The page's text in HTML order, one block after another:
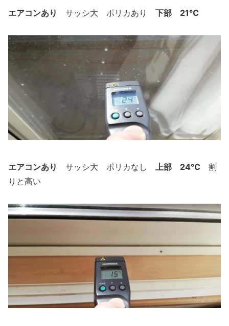
エアコンあり サッシ大 ポリカあり 下部 21℃
エアコンあり サッシ大 ポリカなし 上部 24℃ 割
りと高い